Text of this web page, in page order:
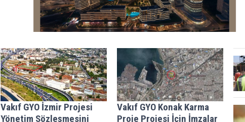
Vakıf GYO İzmir Projesi
Yönetim Sözleşmesini
Vakıf GYO Konak Karma
Proje Projesi İçin İmzalar